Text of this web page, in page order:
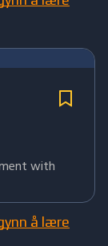
with
å lære